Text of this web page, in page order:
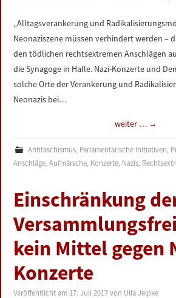
DATENSCHUTZERKLÄRUNG
IMPRESSUM
„Alltagsverankerung und
Neonaziszene müssen verhindert werden –
den tödlichen rechtsextremen Anschlägen
die Synagoge in Halle. Nazi-Konzerte und
solche Orte der Verankerung und
Neonazis bei…
weiter … →
Antifaschismus, Parlamentarische Initiativen,
Anschläge,Aufmärsche, Konzerte, Nazis,
Einschränkung
kein Mittel gegen
Konzerte
Veröffentlicht am 17. Juli 2017 von Ulla Jelpke